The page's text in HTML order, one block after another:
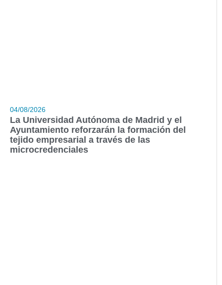
04/08/2026
La Universidad Autónoma de Madrid y el
Ayuntamiento reforzarán la formación del
tejido empresarial a través de las
microcredenciales